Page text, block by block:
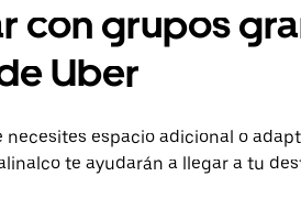
con grupos
Uber
necesites espacio adicional o
te ayudarán a llegar a tu